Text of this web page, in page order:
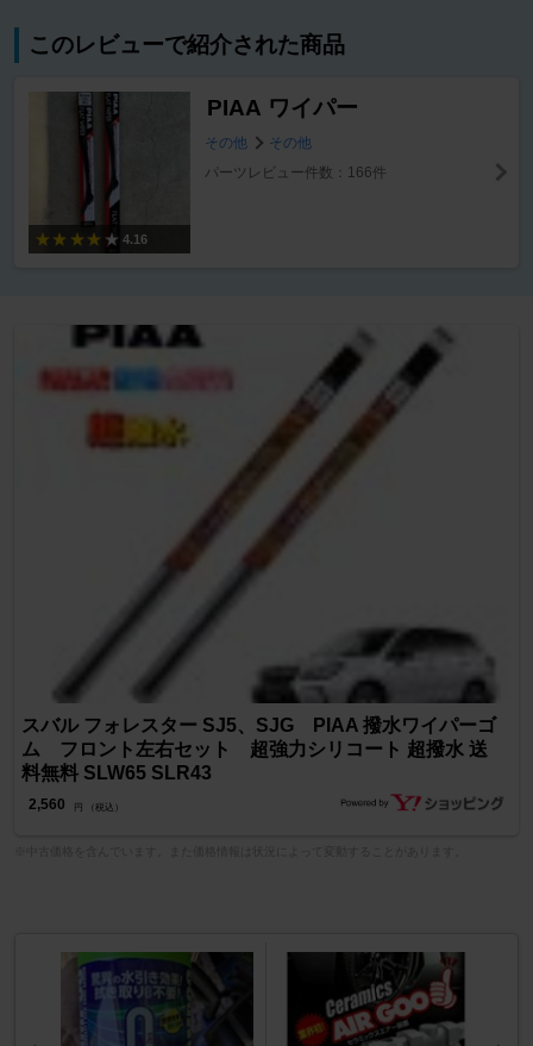
このレビューで紹介された商品
4.16
PIAA ワイパー
その他
その他
パーツレビュー件数：166件
スバル フォレスター SJ5、SJG PIAA 撥水ワイパーゴ
ム フロント左右セット 超強力シリコート 超撥水 送
料無料 SLW65 SLR43
2,560 円 （税込）